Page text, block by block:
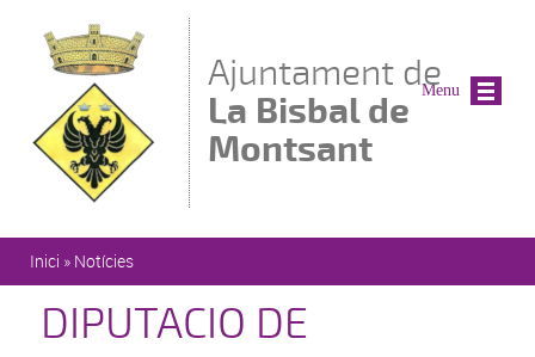
Ajuntament de
La Bisbal de
Montsant
Esteu aquí
Inici » Notícies
DIPUTACIO DE
Menu